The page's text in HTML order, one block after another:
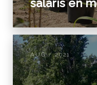
salaris en
AUG / 2021